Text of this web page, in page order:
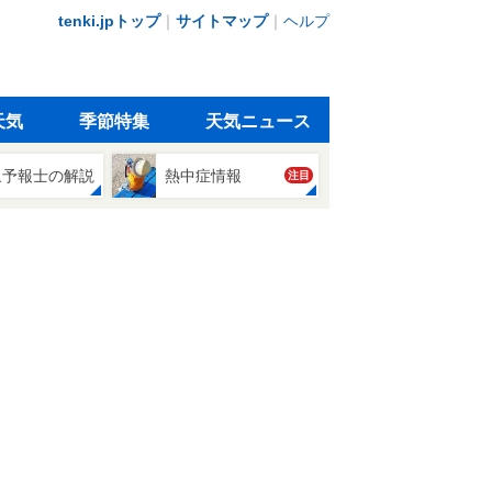
tenki.jpトップ｜ サイトマップ｜ ヘルプ
気 季節特集 天気ニュース
報士の解説 熱中症情報 注目